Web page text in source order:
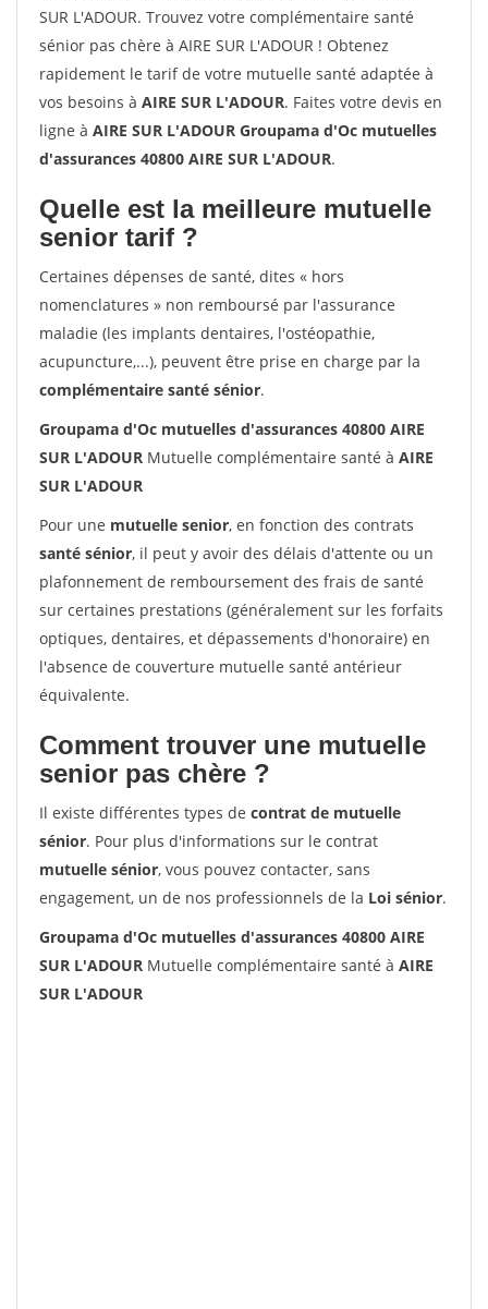
SUR L'ADOUR. Trouvez votre complémentaire santé
sénior pas chère à AIRE SUR L'ADOUR ! Obtenez
rapidement le tarif de votre mutuelle santé adaptée à
vos besoins à AIRE SUR L'ADOUR. Faites votre devis en
ligne à AIRE SUR L'ADOUR Groupama d'Oc mutuelles
d'assurances 40800 AIRE SUR L'ADOUR.
Quelle est la meilleure mutuelle
senior tarif ?
Certaines dépenses de santé, dites « hors
nomenclatures » non remboursé par l'assurance
maladie (les implants dentaires, l'ostéopathie,
acupuncture,...), peuvent être prise en charge par la
complémentaire santé sénior.
Groupama d'Oc mutuelles d'assurances 40800 AIRE
SUR L'ADOUR Mutuelle complémentaire santé à AIRE
SUR L'ADOUR
Pour une mutuelle senior, en fonction des contrats
santé sénior, il peut y avoir des délais d'attente ou un
plafonnement de remboursement des frais de santé
sur certaines prestations (généralement sur les forfaits
optiques, dentaires, et dépassements d'honoraire) en
l'absence de couverture mutuelle santé antérieur
équivalente.
Comment trouver une mutuelle
senior pas chère ?
Il existe différentes types de contrat de mutuelle
sénior. Pour plus d'informations sur le contrat
mutuelle sénior, vous pouvez contacter, sans
engagement, un de nos professionnels de la Loi sénior.
Groupama d'Oc mutuelles d'assurances 40800 AIRE
SUR L'ADOUR Mutuelle complémentaire santé à AIRE
SUR L'ADOUR